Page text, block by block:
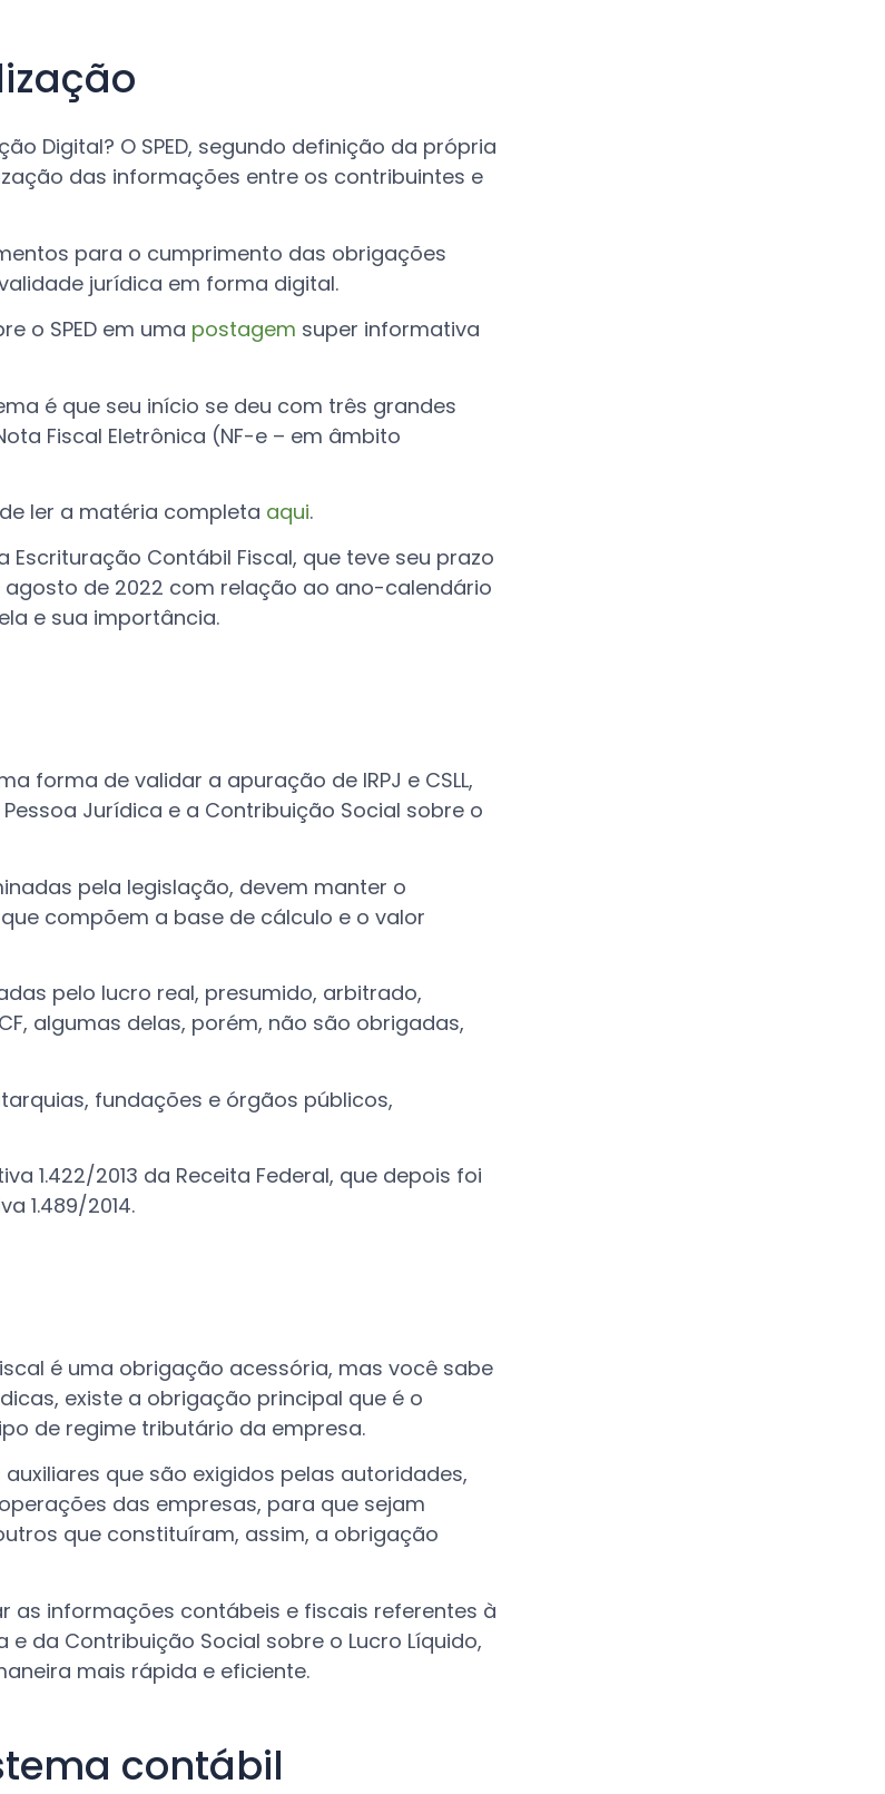
Digital? O SPED, segundo definição da própria
das informações entre os contribuintes e
para o cumprimento das obrigações
jurídica em forma digital.
o SPED em uma postagem super informativa
é que seu início se deu com três grandes
Fiscal Eletrônica (NF-e – em âmbito
ler a matéria completa aqui.
Escrituração Contábil Fiscal, que teve seu prazo
de 2022 com relação ao ano-calendário
e sua importância.
forma de validar a apuração de IRPJ e CSLL,
Jurídica e a Contribuição Social sobre o
pela legislação, devem manter o
compõem a base de cálculo e o valor
pelo lucro real, presumido, arbitrado,
algumas delas, porém, não são obrigadas,
fundações e órgãos públicos,
1.422/2013 da Receita Federal, que depois foi
1.489/2014.
é uma obrigação acessória, mas você sabe
existe a obrigação principal que é o
de regime tributário da empresa.
que são exigidos pelas autoridades,
das empresas, para que sejam
que constituíram, assim, a obrigação
as informações contábeis e fiscais referentes à
da Contribuição Social sobre o Lucro Líquido,
mais rápida e eficiente.
contábil